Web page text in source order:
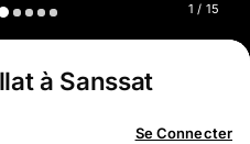
1 / 15
à Sanssat
Se Connecter